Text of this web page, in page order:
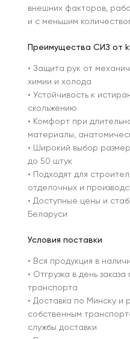
внешних факторов,
и с меньшим
Преимущества СИЗ от
• Защита рук от
химии и холода
• Устойчивость к
скольжению
• Комфорт при
материалы,
• Широкий выбор
до 50 штук
• Подходят для
отделочных и
• Доступные цены и
Беларуси
Условия поставки
• Вся продукция в
• Отгрузка в день
транспорта
• Доставка по Минску и
собственным
службы доставки